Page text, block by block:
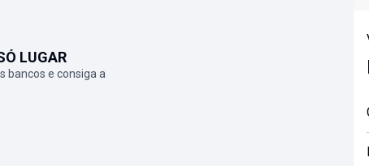
LUGAR
bancos e consiga a